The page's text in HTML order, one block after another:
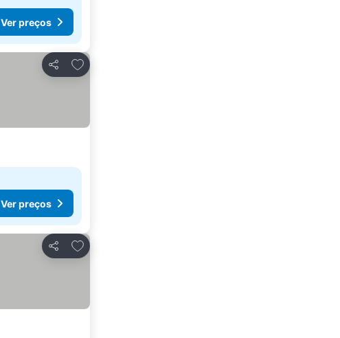
Ver preços
Partilhar
Adicionar aos favoritos
Ver preços
Partilhar
Adicionar aos favoritos